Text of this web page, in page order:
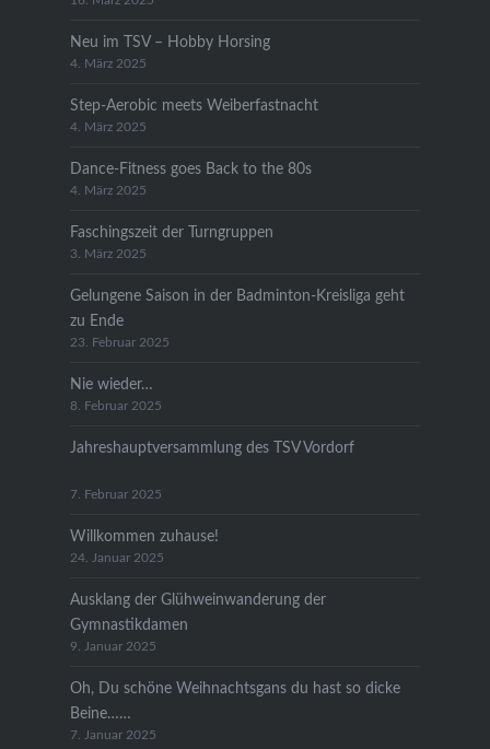
Neu im TSV – Hobby Horsing
4. März 2025
Step-Aerobic meets Weiberfastnacht
4. März 2025
Dance-Fitness goes Back to the 80s
4. März 2025
Faschingszeit der Turngruppen
3. März 2025
Gelungene Saison in der Badminton-Kreisliga geht
zu Ende
23. Februar 2025
Nie wieder…
8. Februar 2025
Jahreshauptversammlung des TSV Vordorf
7. Februar 2025
Willkommen zuhause!
24. Januar 2025
Ausklang der Glühweinwanderung der
Gymnastikdamen
9. Januar 2025
Oh, Du schöne Weihnachtsgans du hast so dicke
Beine……
7. Januar 2025